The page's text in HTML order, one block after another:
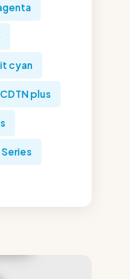
cyan
plus
Series